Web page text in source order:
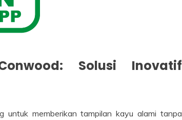
Solusi Inovatif
untuk memberikan tampilan kayu alami tanpa